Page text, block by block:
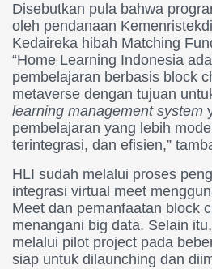
Disebutkan pula bahwa
oleh pendanaan
Kedaireka hibah Matching
“Home Learning Indonesia
pembelajaran berbasis block
metaverse dengan tujuan
learning management system
pembelajaran yang lebih
terintegrasi, dan efisien,”
HLI sudah melalui proses
integrasi virtual meet
Meet dan pemanfaatan block
menangani big data. Selain
melalui pilot project pada
siap untuk dilaunching dan